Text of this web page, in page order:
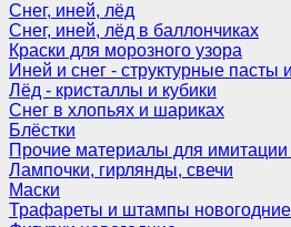
Снег, иней, лёд
Снег, иней, лёд в баллончиках
Краски для морозного узора
Иней и снег - структурные пасты
Лёд - кристаллы и кубики
Снег в хлопьях и шариках
Блёстки
Прочие материалы для имитации
Лампочки, гирлянды, свечи
Маски
Трафареты и штампы новогодние